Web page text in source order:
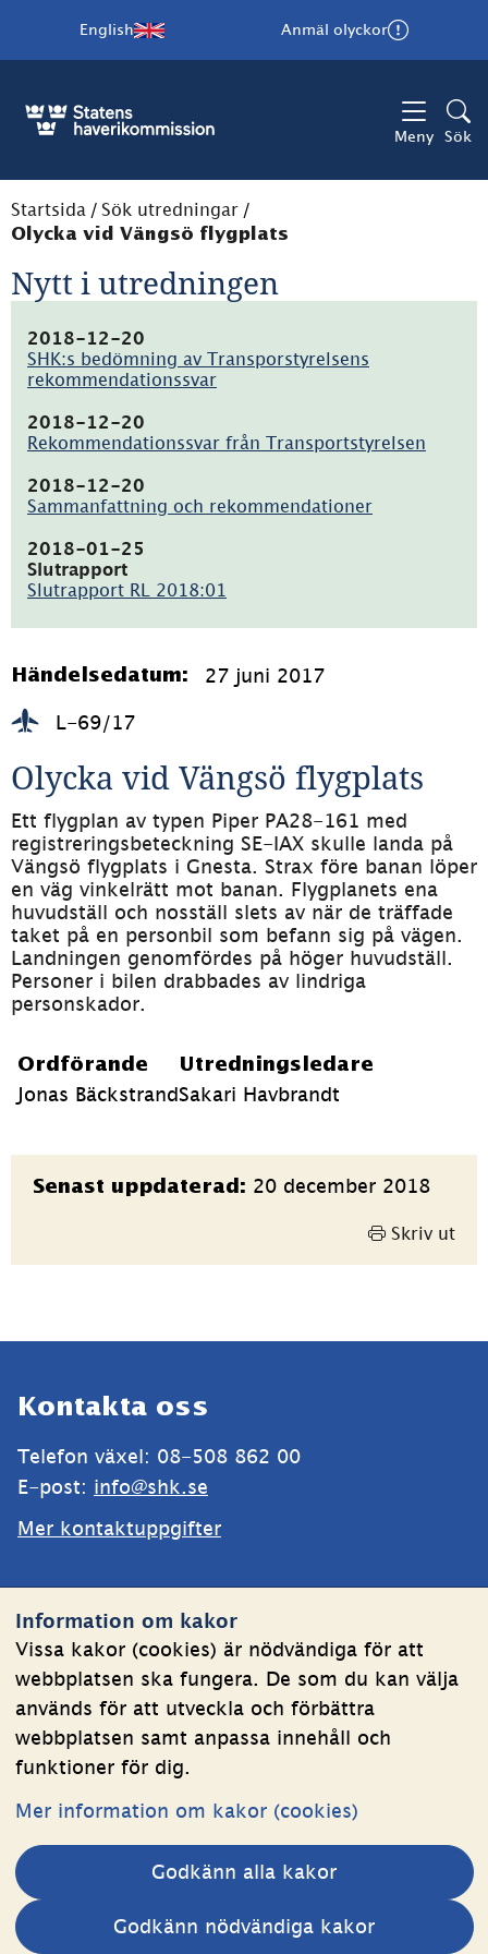
Information om kakor
Vissa kakor (cookies) är nödvändiga för att
webbplatsen ska fungera. De som du kan välja
används för att utveckla och förbättra
webbplatsen samt anpassa innehåll och
funktioner för dig.
Mer information om kakor (cookies)
Godkänn alla kakor
Godkänn nödvändiga kakor
English Anmäl olyckor
Meny Sök
Startsida / Sök utredningar /
Olycka vid Vängsö flygplats
Nytt i utredningen
2018-12-20
SHK:s bedömning av Transporstyrelsens
rekommendationssvar
433.1kB)
2018-12-20
Rekommendationssvar från Transportstyrelsen
96.9kB)
2018-12-20
Sammanfattning och rekommendationer
16.6kB)
2018-01-25
Slutrapport
Slutrapport RL 2018:01
1.4MB)
Händelsedatum: 27 juni 2017
L-69/17
Olycka vid Vängsö flygplats
Ett flygplan av typen Piper PA28-161 med
registreringsbeteckning SE-IAX skulle landa på
Vängsö flygplats i Gnesta. Strax före banan löper
en väg vinkelrätt mot banan. Flygplanets ena
huvudställ och nosställ slets av när de träffade
taket på en personbil som befann sig på vägen.
Landningen genomfördes på höger huvudställ.
Personer i bilen drabbades av lindriga
personskador.
Ordförande
Jonas Bäckstrand
Utredningsledare
Sakari Havbrandt
Sidinformation
Senast uppdaterad: 20 december 2018
Skriv ut
Kontakta oss
Telefon växel: 08-508 862 00
E-post: info@shk.se
Mer kontaktuppgifter
Om kakor
Behandling av personuppgifter
Tillgänglighetsredogörelse
Följ oss
LinkedIn
(länk
Andra webbplatser